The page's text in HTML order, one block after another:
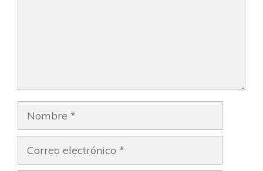
Nombre
Correo
electrónico